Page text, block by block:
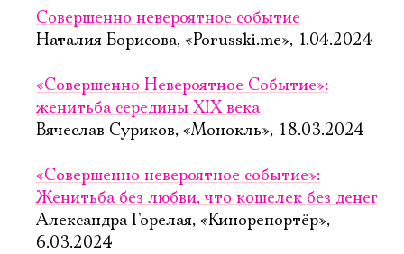
Совершенно невероятное событие
Наталия Борисова, «Porusski.me», 1.04.2024
«Совершенно Невероятное Событие»:
женитьба середины XIX века
Вячеслав Суриков, «Монокль», 18.03.2024
«Совершенно невероятное событие»:
Женитьба без любви, что кошелек без денег
Александра Горелая, «Кинорепортёр»,
6.03.2024